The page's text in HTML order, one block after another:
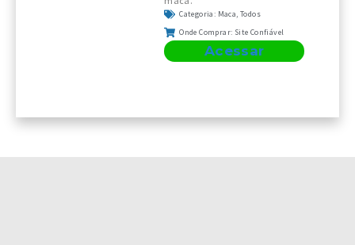
Categoria: Maca,Todos
Onde Comprar: Site Confiável
Acessar